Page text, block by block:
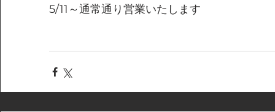
5/11～通常通り営業いたします